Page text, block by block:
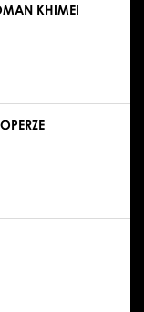
KHIMEI